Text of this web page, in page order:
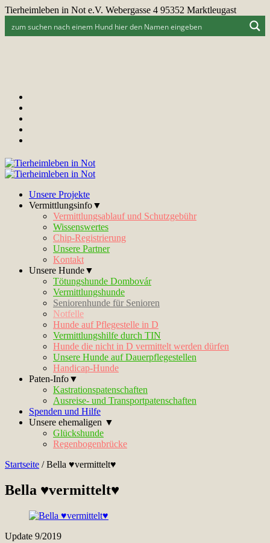
Tierheimleben in Not e.V. Webergasse 4 95352 Marktleugast
Unsere Projekte
Vermittlungsinfo▼
Vermittlungsablauf und Schutzgebühr
Wissenswertes
Chip-Registrierung
Unsere Partner
Kontakt
Unsere Hunde▼
Tötungshunde Dombovár
Vermittlungshunde
Seniorenhunde für Senioren
Notfelle
Hunde auf Pflegestelle in D
Vermittlungshilfe durch TIN
Hunde die nicht in D vermittelt werden dürfen
Unsere Hunde auf Dauerpflegestellen
Handicap-Hunde
Paten-Info▼
Kastrationspatenschaften
Ausreise- und Transportpatenschaften
Spenden und Hilfe
Unsere ehemaligen ▼
Glückshunde
Regenbogenbrücke
Startseite /Bella ♥vermittelt♥
Bella ♥vermittelt♥
Update 9/2019